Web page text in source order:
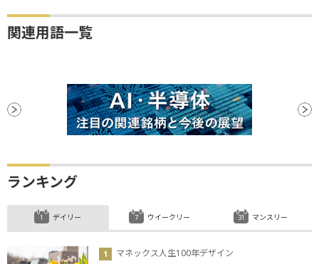
関連用語一覧
ランキング
デイリー
マネックス人生100年デザイン
ウイークリー マンスリー